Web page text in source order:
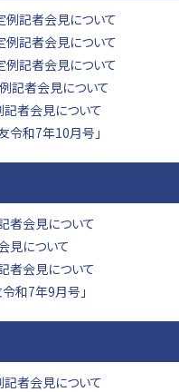
記者会見について
記者会見について
記者会見について
記者会見について
者会見について
令和7年10月号」
者会見について
見について
者会見について
和7年9月号」
者会見について